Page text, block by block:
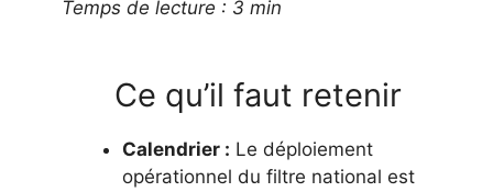
Temps de lecture : 3 min
Ce qu’il faut retenir
Calendrier : Le déploiement
opérationnel du filtre national est